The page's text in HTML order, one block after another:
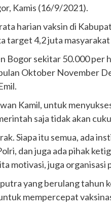
Kamis (16/9/2021).
harian vaksin di
target 4,2 juta
Bogor sekitar 50.000 per
Oktober November
Kamil, untuk
saja tidak akan
Siapa itu semua, ada
dan juga ada pihak
motivasi, juga organisasi
yang berulang tahun
mempercepat